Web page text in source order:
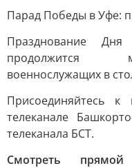
Парад Победы в Уфе:
Празднование
продолжится
военнослужащих в
Присоединяйтесь
телеканале
телеканала БСТ.
Смотреть